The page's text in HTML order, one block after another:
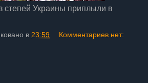
степей Украины приплыли в
в 23:59 Комментариев нет: